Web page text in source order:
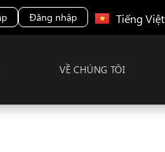
Đăng nhập Tiếng Việt
Malay
VỀ CHÚNG TÔI